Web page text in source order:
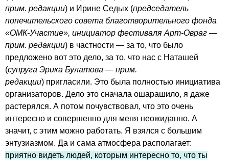
прим. редакции) и Ирине Седых (председатель
попечительского совета благотворительного фонда
«ОМК-Участие», инициатор фестиваля Арт-Овраг —
прим. редакции) в частности — за то, что было
предложено вот это дело, за то, что нас с Наташей
(супруга Эрика Булатова — прим.
редакции) пригласили. Это была полностью инициатива
организаторов. Дело это сначала ошарашило, я даже
растерялся. А потом почувствовал, что это очень
интересно и совершенно для меня неожиданно. А
значит, с этим можно работать. Я взялся с большим
энтузиазмом. Да и сама атмосфера располагает:
приятно видеть людей, которым интересно то, что ты